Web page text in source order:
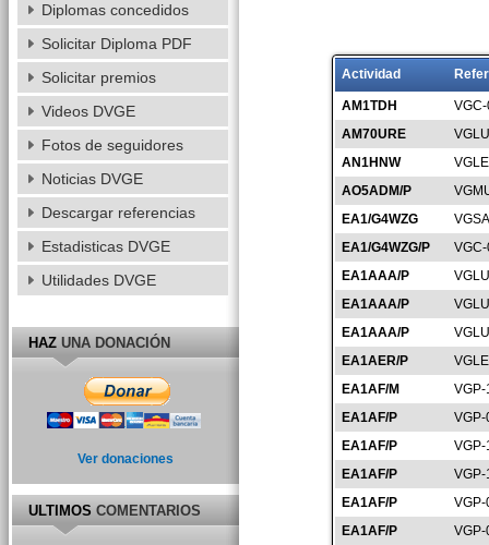
Actividad
AM1TDH
AM70URE
AN1HNW
AO5ADM/P
EA1/G4WZG
EA1/G4WZG/P
EA1AAA/P
EA1AAA/P
EA1AAA/P
EA1AER/P
EA1AF/M
EA1AF/P
EA1AF/P
VGP-
EA1AF/P
EA1AF/P
EA1AF/P
Diplomas concedidos
Solicitar Diploma PDF
Solicitar premios
Videos DVGE
Fotos de seguidores
Noticias DVGE
Descargar referencias
Estadisticas DVGE
Utilidades DVGE
HAZUNA DONACIÓN
Ver donaciones
ULTIMOSCOMENTARIOS